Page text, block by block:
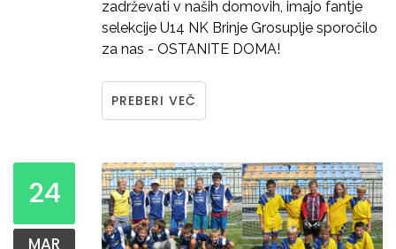
zadrževati v naših domovih, imajo fantje
selekcije U14 NK Brinje Grosuplje sporočilo
za nas - OSTANITE DOMA!
PREBERI VEČ
24
MAR